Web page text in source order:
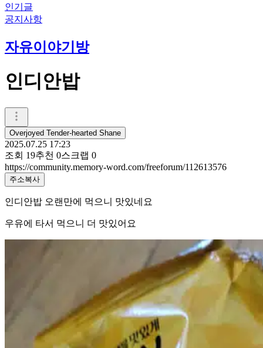
인기글
공지사항
자유이야기방
인디안밥
Overjoyed Tender-hearted Shane
2025.07.25 17:23
조회 19추천 0스크랩 0
https://community.memory-word.com/freeforum/112613576
주소복사
인디안밥 오랜만에 먹으니 맛있네요
우유에 타서 먹으니 더 맛있어요